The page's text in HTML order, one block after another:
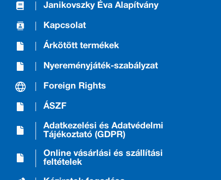
Janikovszky Éva Alapítvány
Kapcsolat
Árkötött termékek
Nyereményjáték-szabályzat
Foreign Rights
ÁSZF
Adatkezelési és Adatvédelmi
Tájékoztató (GDPR)
Online vásárlási és szállítási
feltételek